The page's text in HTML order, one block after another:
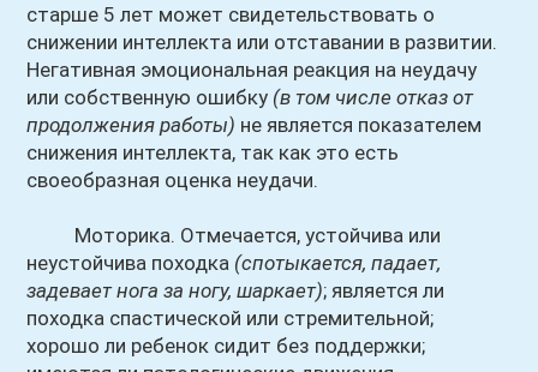
старше 5 лет может свидетельствовать о
снижении интеллекта или отставании в развитии.
Негативная эмоциональная реакция на неудачу
или собственную ошибку (в том числе отказ от
продолжения работы) не является показателем
снижения интеллекта, так как это есть
своеобразная оценка неудачи.
Моторика. Отмечается, устойчива или
неустойчива походка (спотыкается, падает,
задевает нога за ногу, шаркает); является ли
походка спастической или стремительной;
хорошо ли ребенок сидит без поддержки;